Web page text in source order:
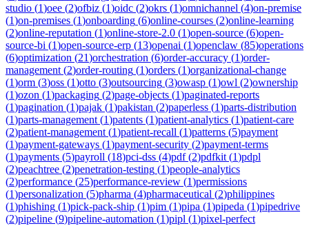
studio (1)oee (2)ofbiz (1)oidc (2)okrs (1)omnichannel (4)on-premise
(1)on-premises (1)onboarding (6)online-courses (2)online-learning
(2)online-reputation (1)online-store-2.0 (1)open-source (6)open-
source-bi (1)open-source-erp (13)openai (1)openclaw (85)operations
(6)optimization (21)orchestration (6)order-accuracy (1)order-
management (2)order-routing (1)orders (1)organizational-change
(1)orm (3)oss (1)otto (3)outsourcing (3)owasp (1)owl (2)ownership
(1)ozon (1)packaging (2)page-objects (1)paginated-reports
(1)pagination (1)pajak (1)pakistan (2)paperless (1)parts-distribution
(1)parts-management (1)patents (1)patient-analytics (1)patient-care
(2)patient-management (1)patient-recall (1)patterns (5)payment
(1)payment-gateways (1)payment-security (2)payment-terms
(1)payments (5)payroll (18)pci-dss (4)pdf(2)pdfkit (1)pdpl
(2)peachtree (2)penetration-testing (1)people-analytics
(2)performance (25)performance-review (1)permissions
(1)personalization (5)pharma (4)pharmaceutical (2)philippines
(1)phishing (1)pick-pack-ship (1)pim (1)pipa (1)pipeda (1)pipedrive
(2)pipeline (9)pipeline-automation (1)pipl (1)pixel-perfect